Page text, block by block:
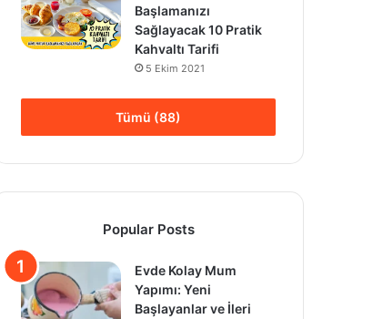
Başlamanızı
Sağlayacak 10 Pratik
Kahvaltı Tarifi
5 Ekim 2021
Tümü (88)
Popular Posts
Evde Kolay Mum
Yapımı: Yeni
Başlayanlar ve İleri